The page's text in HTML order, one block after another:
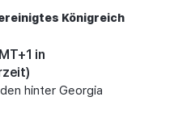
Königreich
in
hinter Georgia